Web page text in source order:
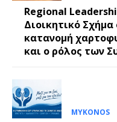
Regional
Διοικητικό
κατανομή
και ο ρόλος των
MYKONOS